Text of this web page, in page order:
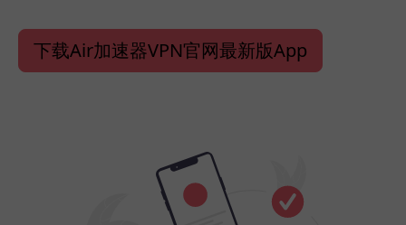
下载Air加速器VPN官网最新版App